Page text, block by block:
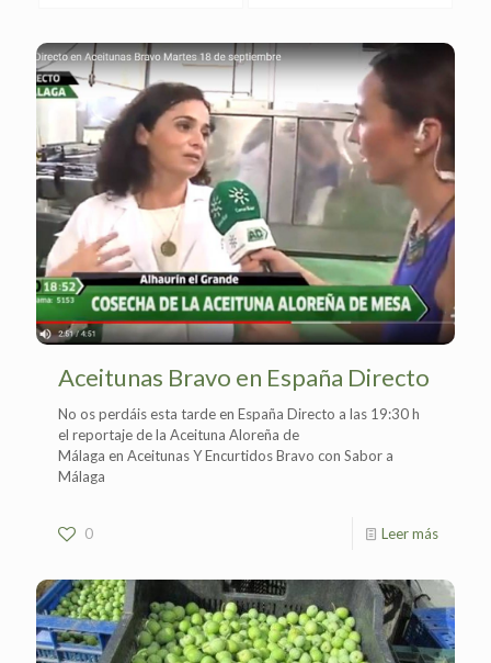
Aceitunas Bravo en España Directo
No os perdáis esta tarde en España Directo a las 19:30 h
el reportaje de la Aceituna Aloreña de
Málaga en Aceitunas Y Encurtidos Bravo con Sabor a
Málaga
0 Leer más